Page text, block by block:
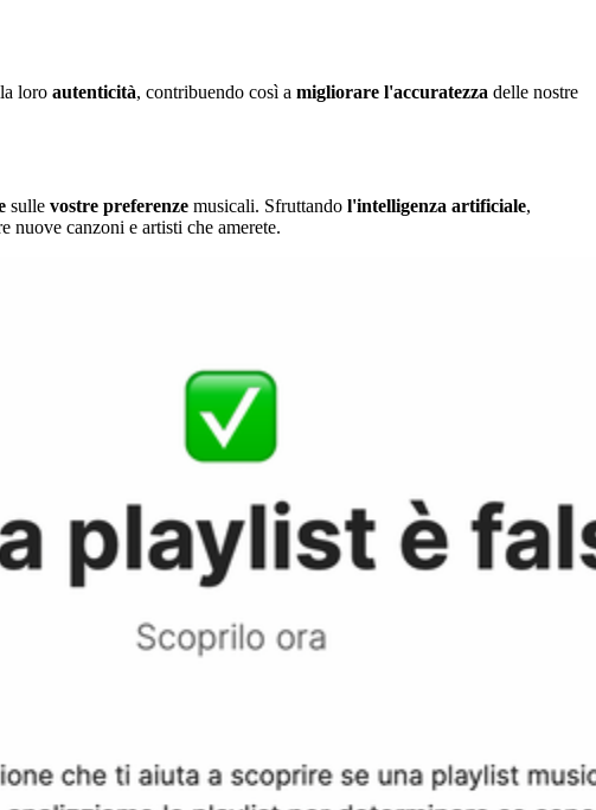
loro autenticità, contribuendo così a migliorare l'accuratezza delle nostre
sulle vostre preferenze musicali. Sfruttando l'intelligenza artificiale,
nuove canzoni e artisti che amerete.